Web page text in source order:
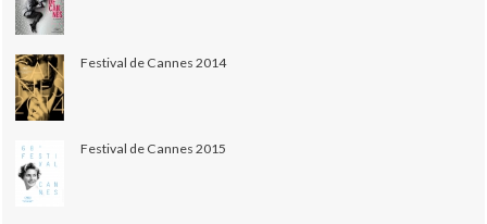
Festival de Cannes 2014
Festival de Cannes 2015